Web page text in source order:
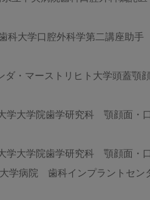
大学口腔外科学第二講座助手
・マーストリヒト大学頭蓋顎
学大学院歯学研究科 顎顔面・
学大学院歯学研究科 顎顔面・
科インプラントセンタ